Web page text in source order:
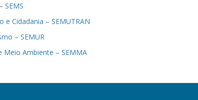
SEMS
e Cidadania – SEMUTRAN
– SEMUR
Meio Ambiente – SEMMA